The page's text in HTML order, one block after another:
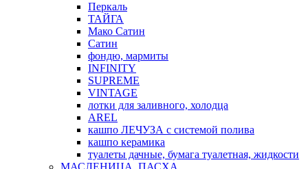
Перкаль
ТАЙГА
Мако Сатин
Сатин
фондю, мармиты
INFINITY
SUPREME
VINTAGE
лотки для заливного, холодца
AREL
кашпо ЛЕЧУЗА с системой полива
кашпо керамика
туалеты дачные, бумага туалетная, жидкости
МАСЛЕНИЦА, ПАСХА